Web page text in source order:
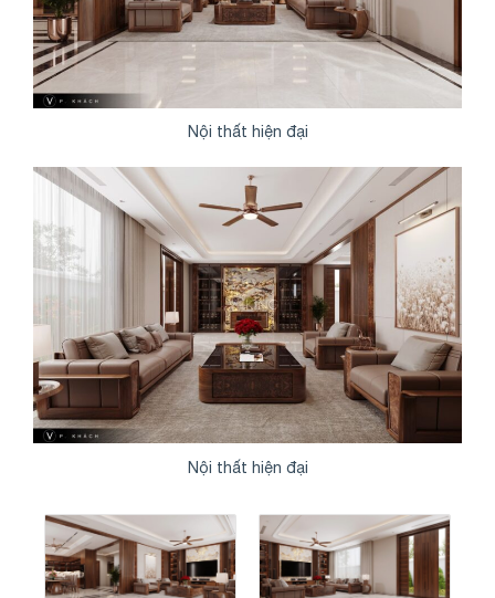
Nội thất hiện đại
Nội thất hiện đại